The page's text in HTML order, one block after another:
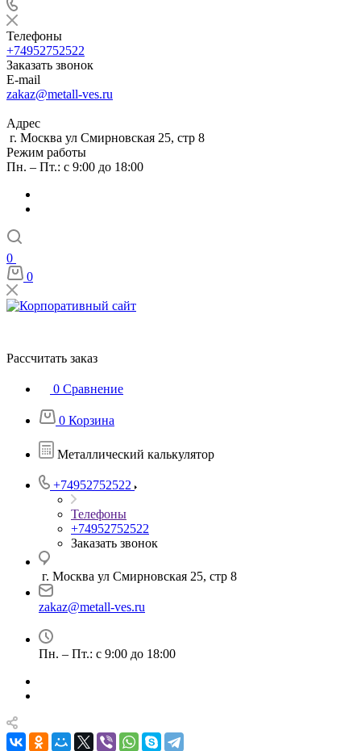
Телефоны
+74952752522
Заказать звонок
E-mail
zakaz@metall-ves.ru
Адрес
г. Москва ул Смирновская 25, стр 8
Режим работы
Пн. – Пт.: с 9:00 до 18:00
0
0
Рассчитать заказ
0 Сравнение
0 Корзина
Металлический калькулятор
+74952752522
Телефоны
+74952752522
Заказать звонок
г. Москва ул Смирновская 25, стр 8
zakaz@metall-ves.ru
Пн. – Пт.: с 9:00 до 18:00